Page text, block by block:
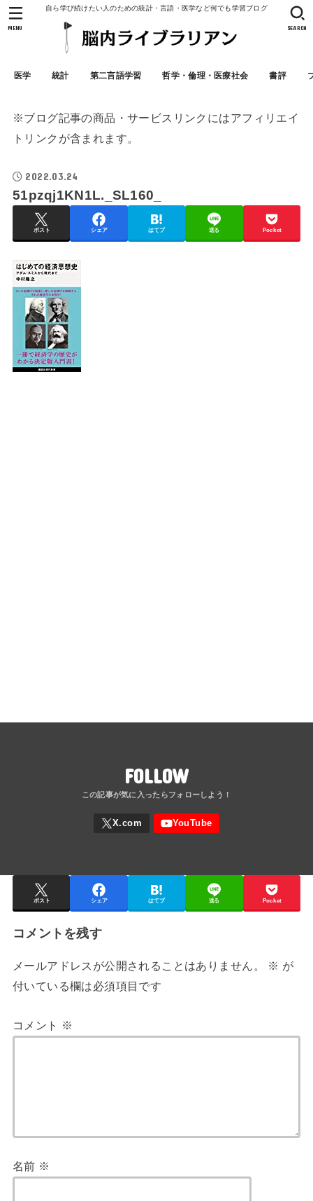
自ら学び続けたい人のための統計・言語・医学など何でも学習ブログ
医学 統計 第二言語学習 哲学・倫理・医療社会 書評
SEARCH
MENU
※ブログ記事の商品・サービスリンクにはアフィリエイ
トリンクが含まれます。
2022.03.24
51pzqj1KN1L._SL160_
ポスト シェア はてブ 送る Pocket
FOLLOW
ポスト シェア はてブ 送る Pocket
コメントを残す
メールアドレスが公開されることはありません。 ※ が
付いている欄は必須項目です
コメント ※
名前 ※